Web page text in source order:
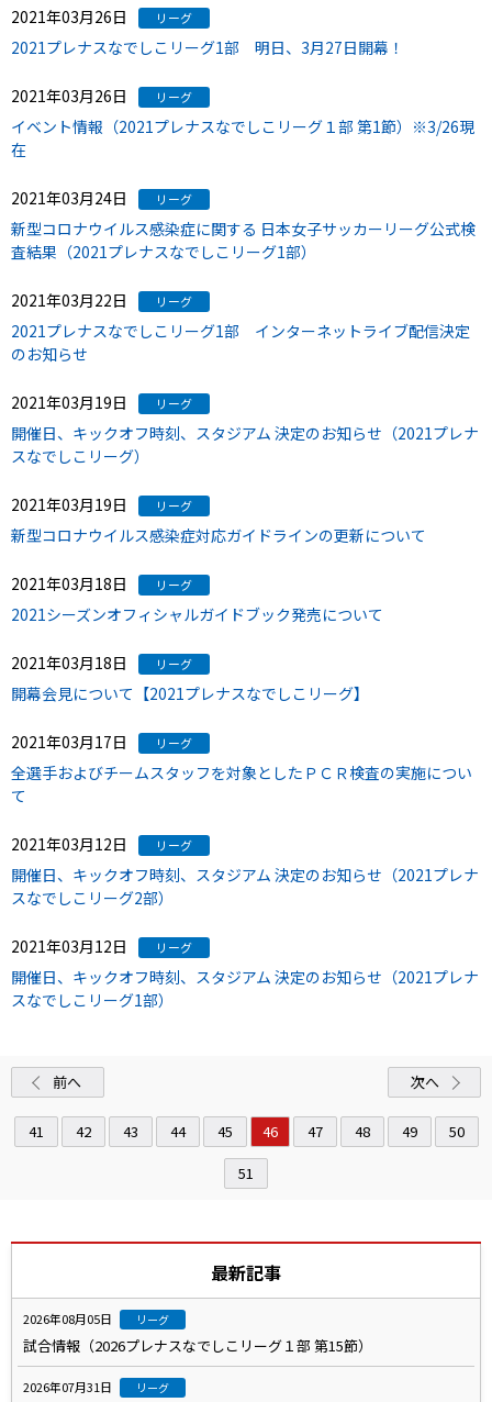
2021年03月26日 リーグ
2021プレナスなでしこリーグ1部 明日、3月27日開幕！
2021年03月26日 リーグ
イベント情報（2021プレナスなでしこリーグ１部 第1節）※3/26現
在
2021年03月24日 リーグ
新型コロナウイルス感染症に関する 日本女子サッカーリーグ公式検
査結果（2021プレナスなでしこリーグ1部）
2021年03月22日 リーグ
2021プレナスなでしこリーグ1部 インターネットライブ配信決定
のお知らせ
2021年03月19日 リーグ
開催日、キックオフ時刻、スタジアム 決定のお知らせ（2021プレナ
スなでしこリーグ）
2021年03月19日 リーグ
新型コロナウイルス感染症対応ガイドラインの更新について
2021年03月18日 リーグ
2021シーズンオフィシャルガイドブック発売について
2021年03月18日 リーグ
開幕会見について【2021プレナスなでしこリーグ】
2021年03月17日 リーグ
全選手およびチームスタッフを対象としたＰＣＲ検査の実施につい
て
2021年03月12日 リーグ
開催日、キックオフ時刻、スタジアム 決定のお知らせ（2021プレナ
スなでしこリーグ2部）
2021年03月12日 リーグ
開催日、キックオフ時刻、スタジアム 決定のお知らせ（2021プレナ
スなでしこリーグ1部）
前へ
41 42 43 44 45 46 47 48 49
50
51
次へ
最新記事
2026年08月05日 リーグ
試合情報（2026プレナスなでしこリーグ１部 第15節）
2026年07月31日 リーグ